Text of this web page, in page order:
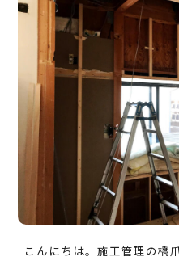
こんにちは。施工管理の橋爪